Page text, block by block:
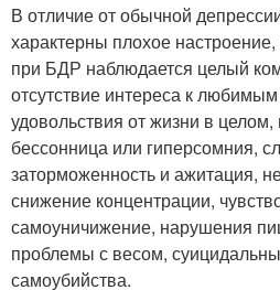
В отличие от обычной
характерны плохое настроение,
при БДР наблюдается целый
отсутствие интереса к
удовольствия от жизни в
бессонница или гиперсомния,
заторможенность и ажитация,
снижение концентрации,
самоуничижение, нарушения
проблемы с весом,
самоубийства.